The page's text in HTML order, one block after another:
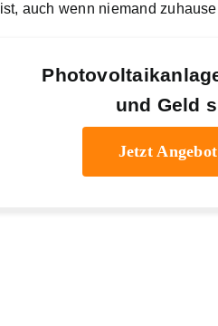
auch wenn niemand
und Geld
Jetzt